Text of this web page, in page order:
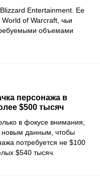
Blizzard Entertainment . Ее
World of Warcraft , чьи
объемами
персонажа в
$500 тысяч
в фокусе внимания,
новым данным, чтобы
потребуется не $100
$540 тысяч.